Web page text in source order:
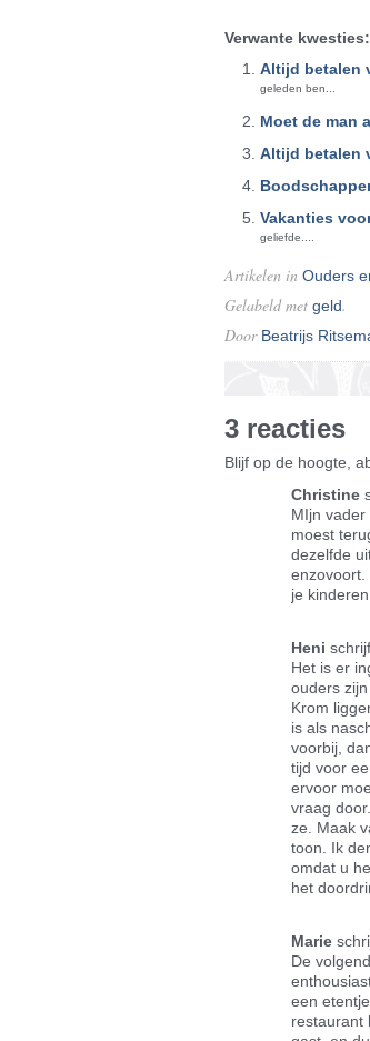
Verwante kwesties:
Altijd betalen
geleden ben...
Moet de man
Altijd betalen
Vakanties
geliefde....
Artikelen in Ouders
Gelabeld met geld.
Door Beatrijs
3 reacties
Blijf op de hoogte,
Christine
MIjn vader
moest
dezelfde
enzovoort.
je
Heni
Het is er
ouders
Krom
is als
voorbij,
tijd voor
ervoor
vraag
ze. Maak
toon. Ik
omdat u
het
Marie
De
een
restaurant